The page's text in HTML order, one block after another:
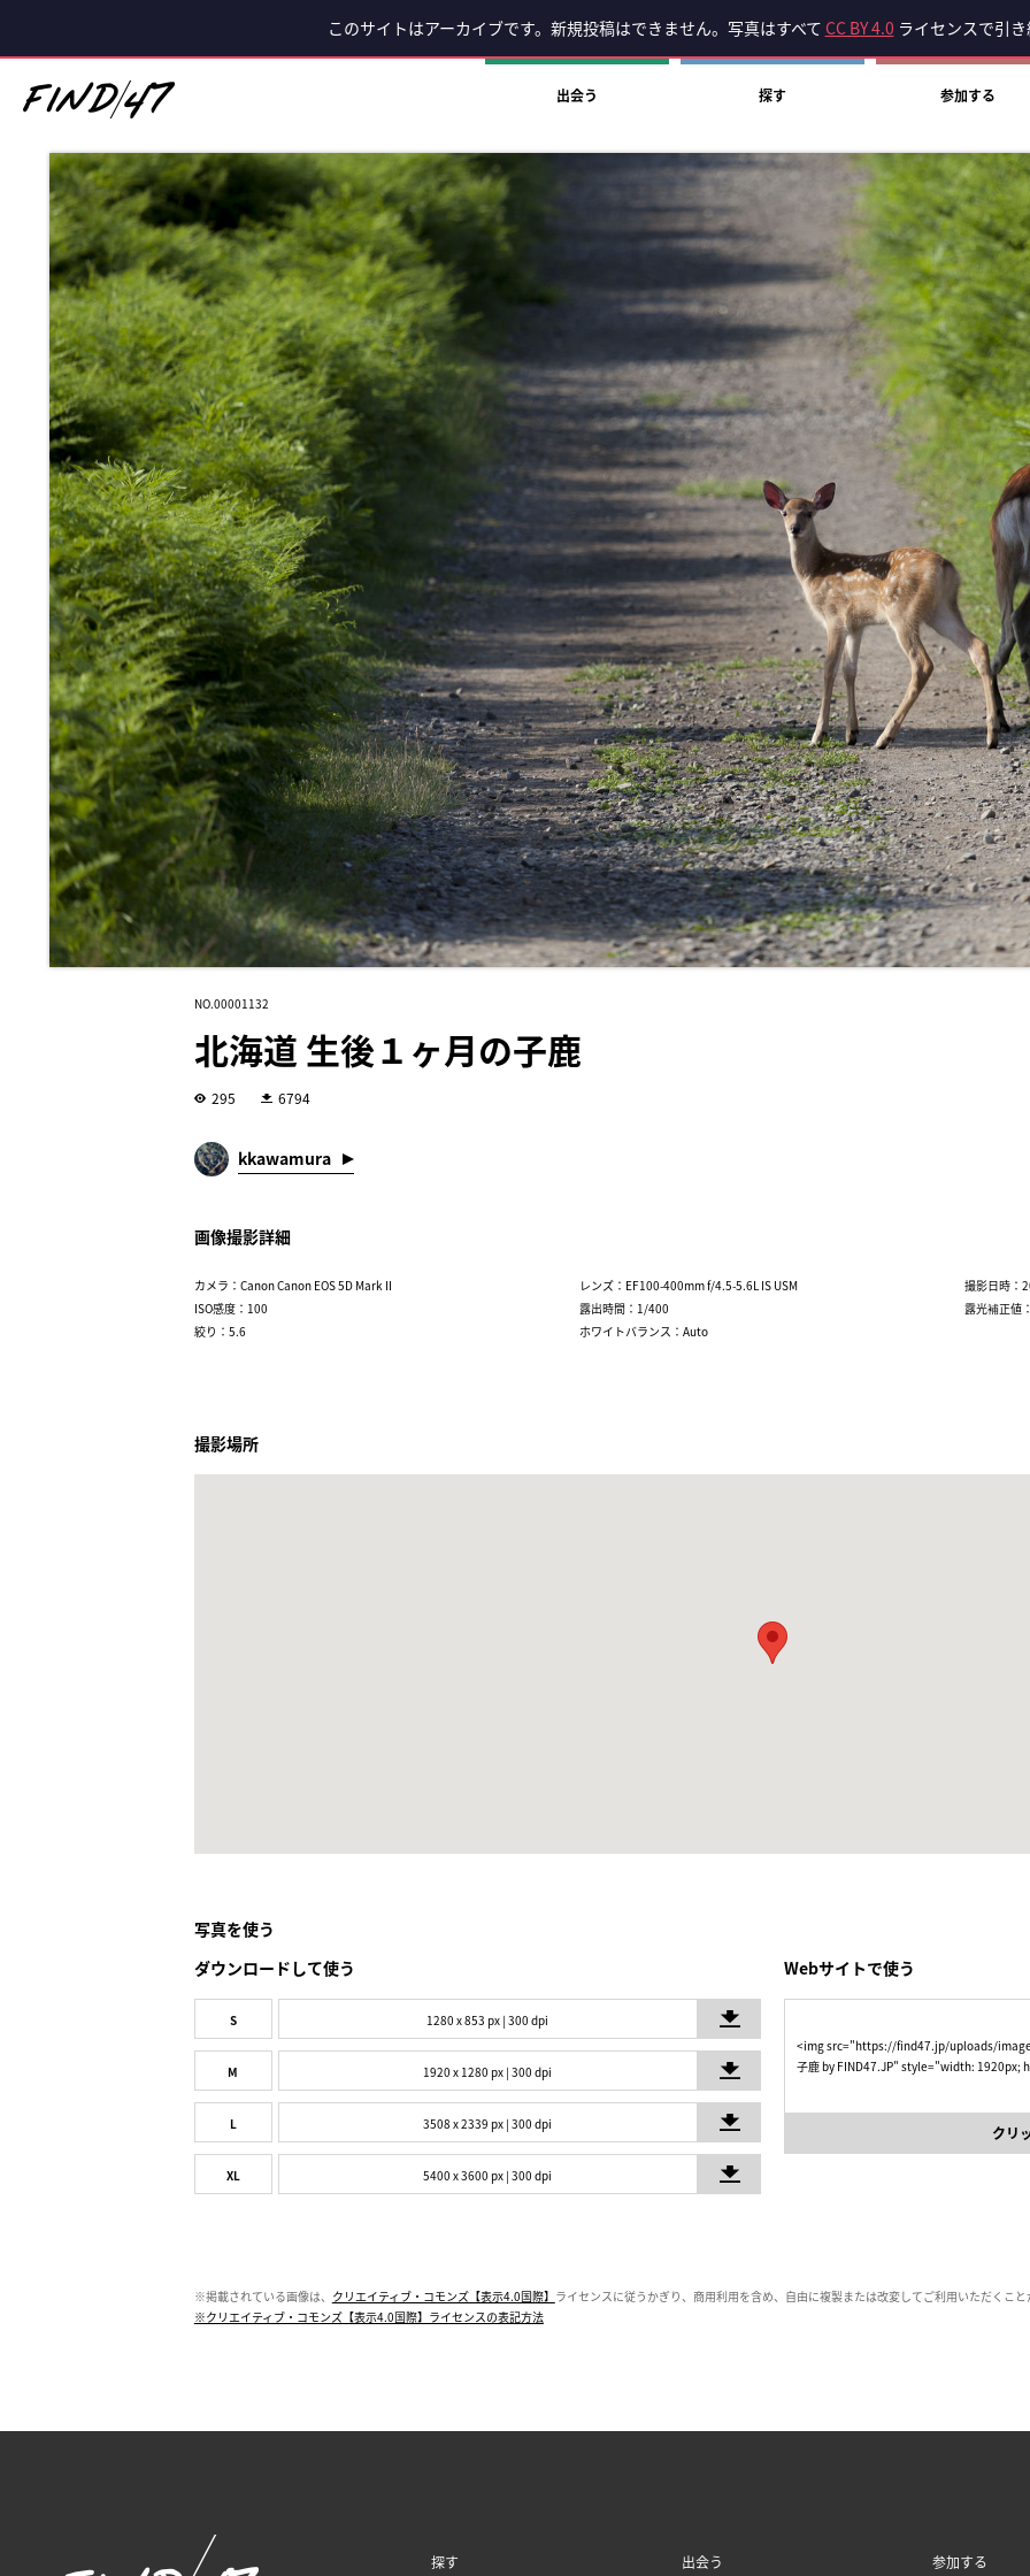
このサイトはアーカイブです。新規投稿はできません。写真はすべて CC BY 4.0 ライセンスで引き
出会う 探す 参加する
NO.00001132
北海道 生後１ヶ月の子鹿
295 6794
kkawamura
画像撮影詳細
カメラ：Canon Canon EOS 5D Mark II レンズ：EF100-400mm f/4.5-5.6L IS USM
撮影日時：
ISO感度：100
露出時間：1/400
露光補正値
絞り：5.6
ホワイトバランス：Auto
撮影場所
写真を使う
ダウンロードして使う
S 1280 x 853 px | 300 dpi
M 1920 x 1280 px | 300 dpi
L 3508 x 2339 px | 300 dpi
XL 5400 x 3600 px | 300 dpi
Webサイトで使う
<img src="https://find47.jp/uploads/
子鹿 by FIND47.JP" style="width: 1920px;
クリ
※掲載されている画像は、 クリエイティブ・コモンズ【表示4.0国際】 ライセンスに従うかぎり、商用利用を含め、自由に複製または改変してご利用いただくこと
※クリエイティブ・コモンズ【表示4.0国際】ライセンスの表記方法
探す 出会う 参加する